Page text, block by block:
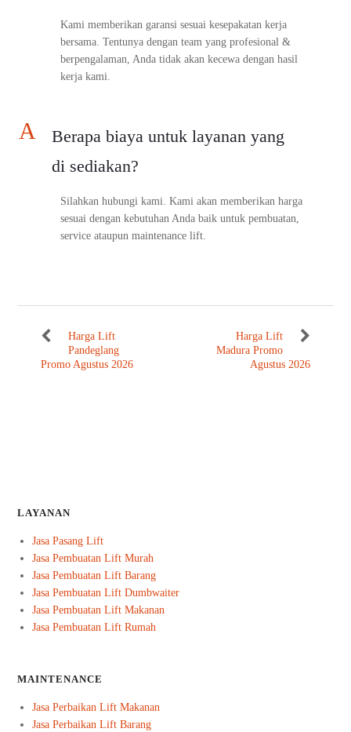
Kami memberikan garansi sesuai kesepakatan kerja
bersama. Tentunya dengan team yang profesional &
berpengalaman, Anda tidak akan kecewa dengan hasil
kerja kami.
A
Berapa biaya untuk layanan yang
di sediakan?
Silahkan hubungi kami. Kami akan memberikan harga
sesuai dengan kebutuhan Anda baik untuk pembuatan,
service ataupun maintenance lift.
Harga Lift
Pandeglang
Promo Agustus 2026
Harga Lift
Madura Promo
Agustus 2026
LAYANAN
Jasa Pasang Lift
Jasa Pembuatan Lift Murah
Jasa Pembuatan Lift Barang
Jasa Pembuatan Lift Dumbwaiter
Jasa Pembuatan Lift Makanan
Jasa Pembuatan Lift Rumah
MAINTENANCE
Jasa Perbaikan Lift Makanan
Jasa Perbaikan Lift Barang